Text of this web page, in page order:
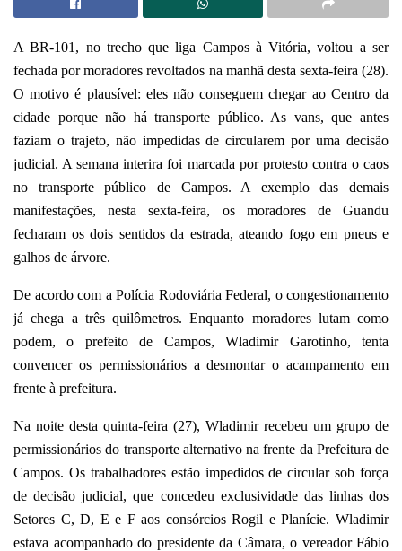
A BR-101, no trecho que liga Campos à Vitória, voltou a ser
fechada por moradores revoltados na manhã desta sexta-feira (28).
O motivo é plausível: eles não conseguem chegar ao Centro da
cidade porque não há transporte público. As vans, que antes
faziam o trajeto, não impedidas de circularem por uma decisão
judicial. A semana interira foi marcada por protesto contra o caos
no transporte público de Campos. A exemplo das demais
manifestações, nesta sexta-feira, os moradores de Guandu
fecharam os dois sentidos da estrada, ateando fogo em pneus e
galhos de árvore.
De acordo com a Polícia Rodoviária Federal, o congestionamento
já chega a três quilômetros. Enquanto moradores lutam como
podem, o prefeito de Campos, Wladimir Garotinho, tenta
convencer os permissionários a desmontar o acampamento em
frente à prefeitura.
Na noite desta quinta-feira (27), Wladimir recebeu um grupo de
permissionários do transporte alternativo na frente da Prefeitura de
Campos. Os trabalhadores estão impedidos de circular sob força
de decisão judicial, que concedeu exclusividade das linhas dos
Setores C, D, E e F aos consórcios Rogil e Planície. Wladimir
estava acompanhado do presidente da Câmara, o vereador Fábio